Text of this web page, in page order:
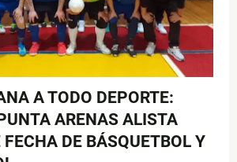
A TODO DEPORTE:
ARENAS ALISTA
DE BÁSQUETBOL Y